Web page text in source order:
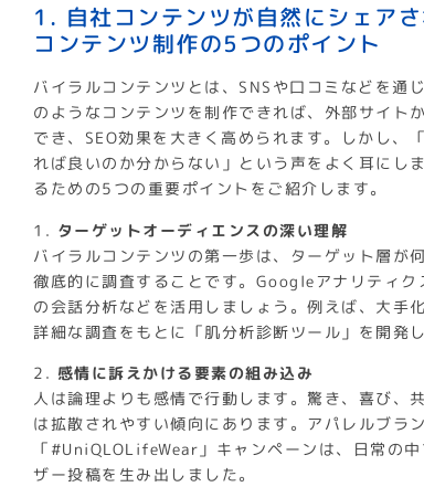
1. 自社コンテンツが自然にシェア
コンテンツ制作の5つのポイント
バイラルコンテンツとは、SNSや口コミなどを通
のようなコンテンツを制作できれば、外部サイト
でき、SEO効果を大きく高められます。しかし、
れば良いのか分からない」という声をよく耳にし
るための5つの重要ポイントをご紹介します。
1. ターゲットオーディエンスの深い理解
バイラルコンテンツの第一歩は、ターゲット層が
徹底的に調査することです。Googleアナリティ
の会話分析などを活用しましょう。例えば、大手
詳細な調査をもとに「肌分析診断ツール」を開発
2. 感情に訴えかける要素の組み込み
人は論理よりも感情で行動します。驚き、喜び、
は拡散されやすい傾向にあります。アパレルブラ
「#UniQLOLifeWear」キャンペーンは、日常の
ザー投稿を生み出しました。